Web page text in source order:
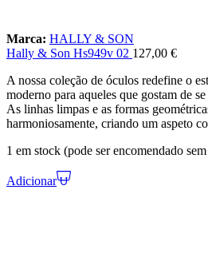
Marca: HALLY & SON
Hally & Son Hs949v 02 127,00 €
A nossa coleção de óculos redefine o
moderno para aqueles que gostam de
As linhas limpas e as formas
harmoniosamente, criando um aspeto
1 em stock (pode ser encomendado
Adicionar